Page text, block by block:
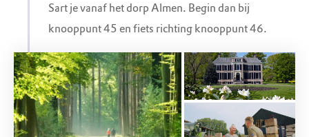
Sart je vanaf het dorp Almen. Begin dan bij
knooppunt 45 en fiets richting knooppunt 46.